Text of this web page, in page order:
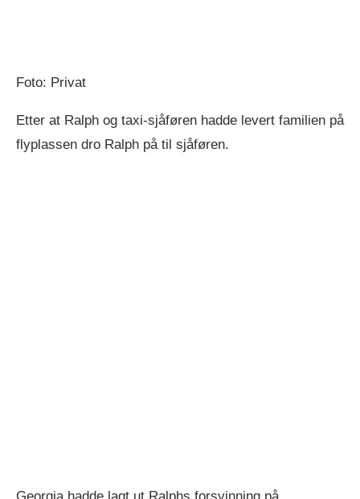
Foto: Privat
Etter at Ralph og taxi-sjåføren hadde levert familien på
flyplassen dro Ralph på til sjåføren.